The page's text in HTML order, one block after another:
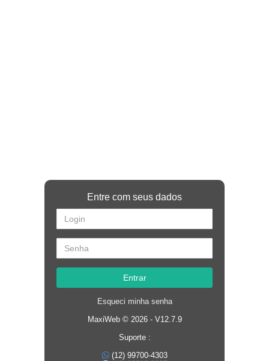
Entre com seus dados
Entrar
Esqueci minha senha
MaxiWeb © 2026 - V12.7.9
Suporte :
(12) 99700-4303